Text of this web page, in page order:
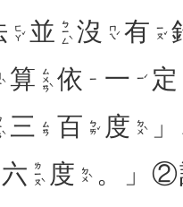
ㄈㄚˇ 並 ㄅㄧㄥˋ 沒 ㄇㄟˊ 有 ㄧㄡˇ
算 ㄙㄨㄢˋ 依 ㄧ 一 ㄧˊ 定
ˋ 三 ㄙㄢ 百 ㄅㄞˇ 度 ㄉㄨˋ
六 ㄌㄧㄡˋ 度 ㄉㄨˋ 。」②